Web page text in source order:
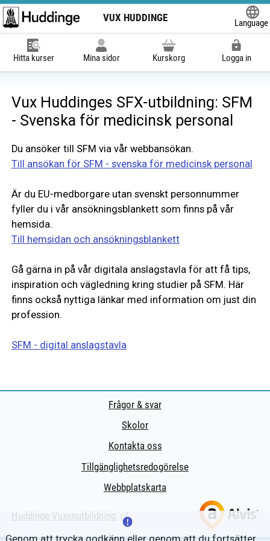
VUX HUDDINGE
Language
Hitta kurser Mina sidor Kurskorg Logga in
Vux Huddinges SFX-utbildning: SFM
- Svenska för medicinsk personal
Du ansöker till SFM via vår webbansökan.
Till ansökan för SFM - svenska för medicinsk personal
Är du EU-medborgare utan svenskt personnummer
fyller du i vår ansökningsblankett som finns på vår
hemsida.
Till hemsidan och ansökningsblankett
Gå gärna in på vår digitala anslagstavla för att få tips,
inspiration och vägledning kring studier på SFM. Här
finns också nyttiga länkar med information om just din
profession.
SFM - digital anslagstavla
Frågor & svar
Skolor
Kontakta oss
Tillgänglighetsredogörelse
Webbplatskarta
Huddinge Vuxenutbildning (Länk till extern sida.)